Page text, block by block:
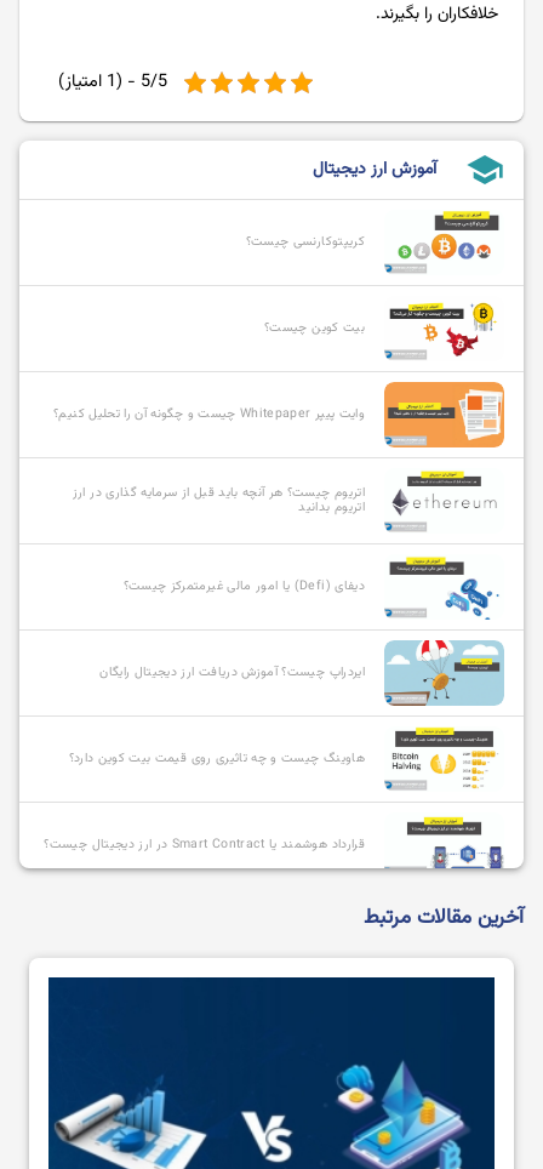
خلافکاران را بگیرند.
5/5 - (1 امتیاز)
school آموزش ارز دیجیتال
کریپتوکارنسی چیست؟
بیت کوین چیست؟
وایت پیپر Whitepaper چیست و چگونه آن را تحلیل کنیم؟
اتریوم چیست؟ هر آنچه باید قبل از سرمایه گذاری در ارز
اتریوم بدانید
دیفای (Defi) یا امور مالی غیرمتمرکز چیست؟
ایردراپ چیست؟ آموزش دریافت ارز دیجیتال رایگان
هاوینگ چیست و چه تاثیری روی قیمت بیت کوین دارد؟
قرارداد هوشمند یا Smart Contract در ارز دیجیتال چیست؟
استیکینگ (Staking) یا استیک کردن ارز دیجیتال به چه
معناست؟
آخرین مقالات مرتبط